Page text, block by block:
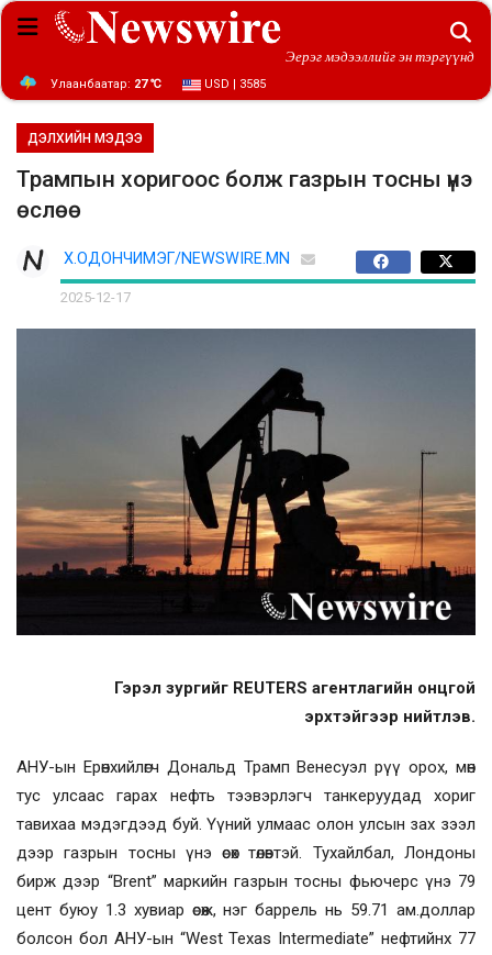
Эерэг мэдээллийг эн тэргүүнд
Улаанбаатар: 27 ℃ USD | 3585
ДЭЛХИЙН МЭДЭЭ
Трампын хоригоос болж газрын тосны үнэ
өслөө
Х.ОДОНЧИМЭГ/NEWSWIRE.MN
2025-12-17
Гэрэл зургийг REUTERS агентлагийн онцгой
эрхтэйгээр нийтлэв.
АНУ-ын Ерөнхийлөгч Дональд Трамп Венесуэл рүү орох, мөн
тус улсаас гарах нефть тээвэрлэгч танкеруудад хориг
тавихаа мэдэгдээд буй. Үүний улмаас олон улсын зах зээл
дээр газрын тосны үнэ өсөх төлөвтэй. Тухайлбал, Лондоны
бирж дээр “Brent” маркийн газрын тосны фьючерс үнэ 79
цент буюу 1.3 хувиар өсөж, нэг баррель нь 59.71 ам.доллар
болсон бол АНУ-ын “West Texas Intermediate” нефтийнх 77